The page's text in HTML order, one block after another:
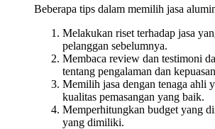
Beberapa tips dalam memilih jasa
Melakukan riset terhadap jasa
pelanggan sebelumnya.
Membaca review dan testimoni
tentang pengalaman dan
Memilih jasa dengan tenaga ahli
kualitas pemasangan yang baik.
Memperhitungkan budget yang
yang dimiliki.